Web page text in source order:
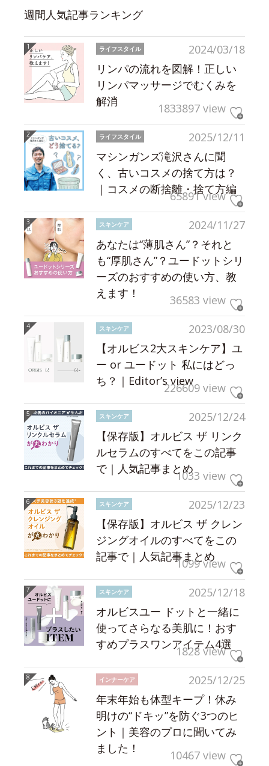
週間人気記事ランキング
2024/03/18
ライフスタイル
リンパの流れを図解！正しい
リンパマッサージでむくみを
解消
1833897 view
2025/12/11
ライフスタイル
マシンガンズ滝沢さんに聞
く、古いコスメの捨て方は？
｜コスメの断捨離・捨て方編
65891 view
2024/11/27
スキンケア
あなたは“薄肌さん”？それと
も“厚肌さん”？ユードットシリ
ーズのおすすめの使い方、教
えます！
36583 view
2023/08/30
スキンケア
【オルビス2大スキンケア】ユ
ー or ユードット 私にはどっ
ち？｜Editor’s view226609 view
2025/12/24
スキンケア
【保存版】オルビス ザ リンク
ルセラムのすべてをこの記事
で｜人気記事まとめ1033 view
2025/12/23
スキンケア
【保存版】オルビス ザ クレン
ジングオイルのすべてをこの
記事で｜人気記事まとめ
1099 view
2025/12/18
スキンケア
オルビスユー ドットと一緒に
使ってさらなる美肌に！おす
すめプラスワンアイテム4選
1828 view
2025/12/25
インナーケア
年末年始も体型キープ！休み
明けの“ドキッ”を防ぐ3つのヒ
ント｜美容のプロに聞いてみ
ました！
10467 view